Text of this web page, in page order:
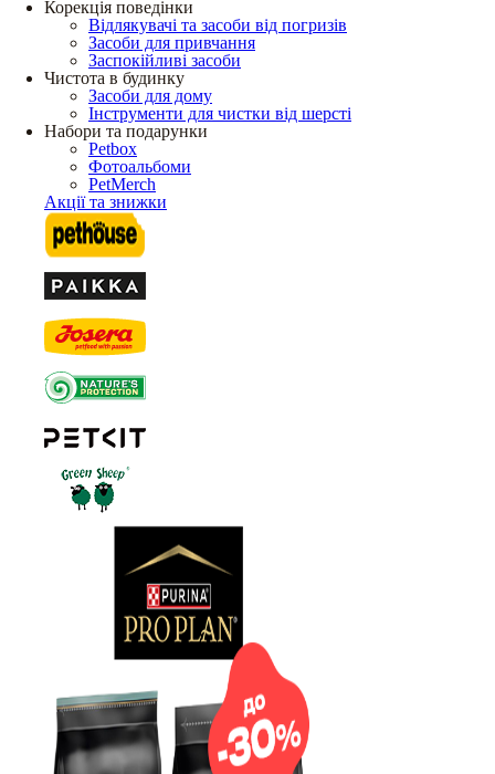
Корекція поведінки
Відлякувачі та засоби від погризів
Засоби для привчання
Заспокійливі засоби
Чистота в будинку
Засоби для дому
Інструменти для чистки від шерсті
Набори та подарунки
Petbox
Фотоальбоми
PetMerch
Акції та знижки